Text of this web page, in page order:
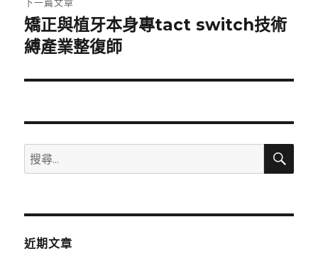
下
一
文
矯正與植牙本身專tact switch技術
縛產業整復師
搜
尋
鍵
搜
近期文章